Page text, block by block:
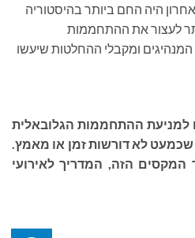
היה החם ביותר בהיסטוריה
לעצור את ההתחממות
ומקבלי ההחלטות שיעשו
למניעת ההתחממות הגלובאלית
לא דורשות זמן או מאמץ.
המקסים הזה, המדריך לאירועי